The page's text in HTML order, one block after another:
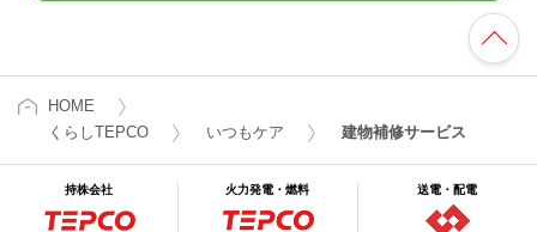
HOME
くらしTEPCO
いつもケア 建物補修サービス
持株会社 火力発電・燃料 送電・配電